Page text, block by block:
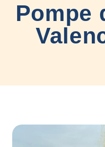
Pompe